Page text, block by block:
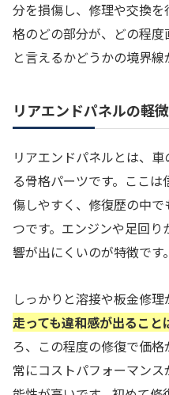
分を損傷し、修理や交換
格のどの部分が、どの程
と言えるかどうかの境界線
リアエンドパネルの軽
リアエンドパネルとは、
る骨格パーツです。ここ
傷しやすく、修復歴の中
つです。エンジンや足回
響が出にくいのが特徴です。
しっかりと溶接や板金修理
走っても違和感が出ること
ろ、この程度の修復で価
常にコストパフォーマン